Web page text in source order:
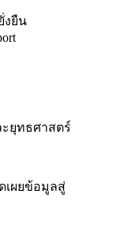
งยืน
ยุทธศาสตร์
เผยข้อมูลสู่